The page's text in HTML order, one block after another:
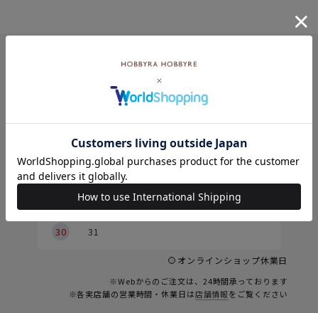
8月
火 水 木
1
3 4 5 6 7
9
10 11 12 13 14
15
16
17 18 19 20 21
22
23
24 25 26 27 28
29
30
31
オンラインショップ休業日
※Webからのご注文は、24時間承っております
※各実店舗の営業時間・休業日は店舗情報をご覧ください